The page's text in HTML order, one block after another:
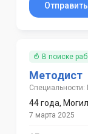
В поиске
Методист
Специальности:
44 года,
7 марта 2025